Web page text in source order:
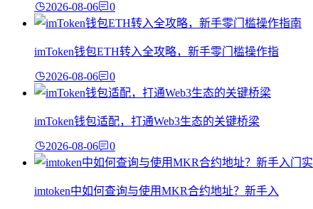
2026-08-06 0
imToken钱包ETH转入全攻略，新手零门槛操作指
2026-08-06 0
imToken钱包适配，打通Web3生态的关键桥梁
2026-08-06 0
imtoken中如何查询与使用MKR合约地址？新手入